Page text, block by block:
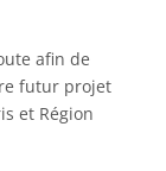
afin de
futur projet
et Région